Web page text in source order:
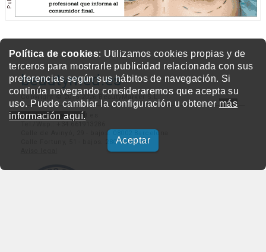
Política de cookies: Utilizamos cookies propias y de
terceros para mostrarle publicidad relacionada con sus
preferencias según sus hábitos de navegación. Si
continúa navegando consideraremos que acepta su
uso. Puede cambiar la configuración u obtener más
información aquí.
Aceptar
beautymed.es
Copyright © 2015-2026 BeautyMarket S.L.
info@beautymarket.es
Calle de Avinyó, 29 - bajos. 08002 Barcelona
Calle Fortuny, 51 - bajos. 28010 Madrid